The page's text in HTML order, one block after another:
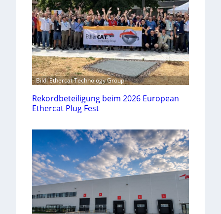
Bild: Ethercat Technology Group
Rekordbeteiligung beim 2026 European
Ethercat Plug Fest